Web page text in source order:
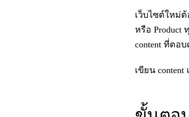
เว็บไซต์ใหม่
หรือ Product
content ที่ตอ
เขียน